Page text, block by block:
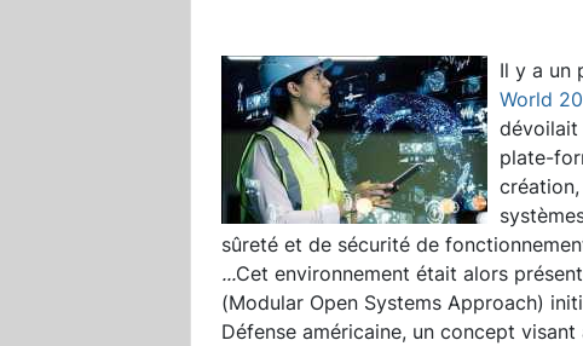
Il y a un
World
dévoilait
plate-
sûreté et de sécurité de
...Cet environnement était alors
(Modular Open Systems Approach)
Défense américaine, un concept